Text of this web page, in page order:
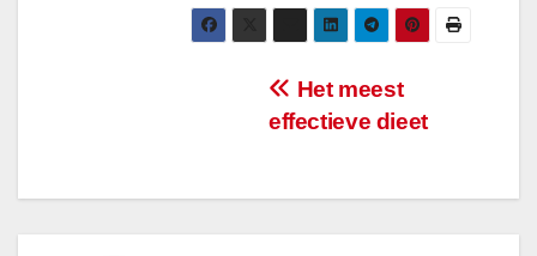
Het meest
effectieve dieet